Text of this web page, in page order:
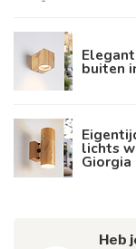
buiten
lichts
Giorgia
Heb